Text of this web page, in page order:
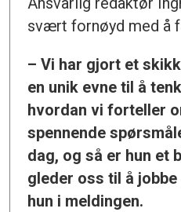
svært fornøyd med å
– Vi har gjort et
en unik evne til å
hvordan vi forteller
spennende
dag, og så er hun et
gleder oss til å
hun i meldingen.